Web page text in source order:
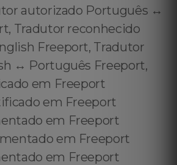
autorizado Português ↔️
Tradutor reconhecido
Freeport, Tradutor
↔️ Português Freeport,
em Freeport
em Freeport
em Freeport
em Freeport
em Freeport